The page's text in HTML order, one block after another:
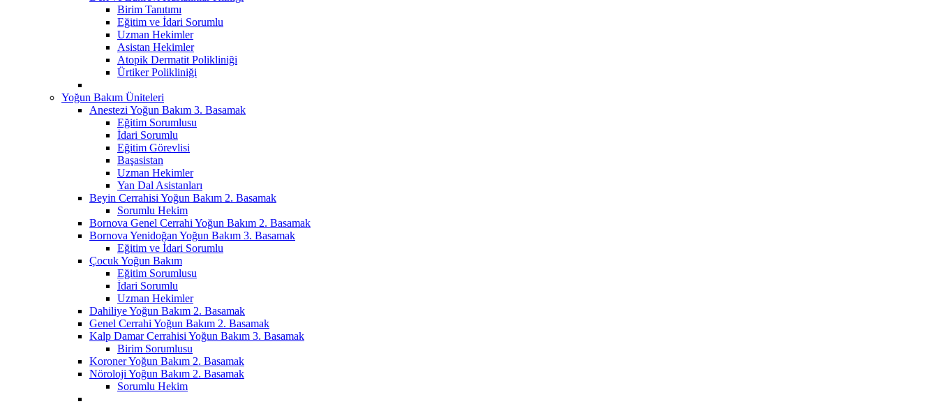
Birim Tanıtımı
Eğitim ve İdari Sorumlu
Uzman Hekimler
Asistan Hekimler
Atopik Dermatit Polikliniği
Ürtiker Polikliniği
Yoğun Bakım Üniteleri
Anestezi Yoğun Bakım 3. Basamak
Eğitim Sorumlusu
İdari Sorumlu
Eğitim Görevlisi
Başasistan
Uzman Hekimler
Yan Dal Asistanları
Beyin Cerrahisi Yoğun Bakım 2. Basamak
Sorumlu Hekim
Bornova Genel Cerrahi Yoğun Bakım 2. Basamak
Bornova Yenidoğan Yoğun Bakım 3. Basamak
Eğitim ve İdari Sorumlu
Çocuk Yoğun Bakım
Eğitim Sorumlusu
İdari Sorumlu
Uzman Hekimler
Dahiliye Yoğun Bakım 2. Basamak
Genel Cerrahi Yoğun Bakım 2. Basamak
Kalp Damar Cerrahisi Yoğun Bakım 3. Basamak
Birim Sorumlusu
Koroner Yoğun Bakım 2. Basamak
Nöroloji Yoğun Bakım 2. Basamak
Sorumlu Hekim